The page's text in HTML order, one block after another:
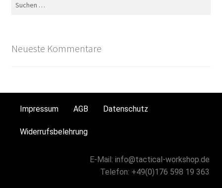
Neueste Kommentare
Impressum AGB Datenschutz
Widerrufsbelehrung
E-Mail: info@tactical-workshop.de
Telefon: +49(0)176 598 19 363